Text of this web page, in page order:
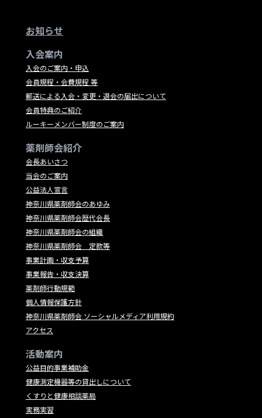
お知らせ
入会案内
入会のご案内・申込
会員規程・会費規程 等
郵送による入会・変更・退会の届出について
会員特典のご紹介
ルーキーメンバー制度のご案内
薬剤師会紹介
会長あいさつ
当会のご案内
公益法人宣言
神奈川県薬剤師会のあゆみ
神奈川県薬剤師会歴代会長
神奈川県薬剤師会の組織
神奈川県薬剤師会 定款等
事業計画・収支予算
事業報告・収支決算
薬剤師行動規範
個人情報保護方針
神奈川県薬剤師会 ソーシャルメディア利用規約
アクセス
活動案内
公益目的事業補助金
健康測定機器等の貸出しについて
くすりと健康相談薬局
実務実習